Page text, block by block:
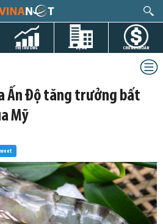
THỊ TRƯỜNG DỰ ÁN CHỨNG KHOÁN
Ấn Độ tăng trưởng bất
Mỹ